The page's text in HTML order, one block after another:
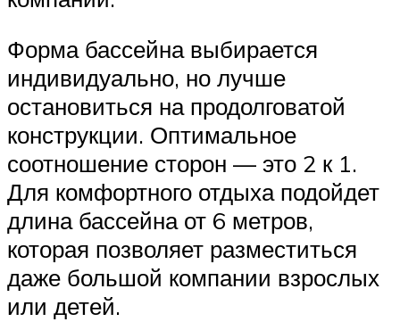
Форма бассейна выбирается
индивидуально, но лучше
остановиться на продолговатой
конструкции. Оптимальное
соотношение сторон — это 2 к 1.
Для комфортного отдыха подойдет
длина бассейна от 6 метров,
которая позволяет разместиться
даже большой компании взрослых
или детей.